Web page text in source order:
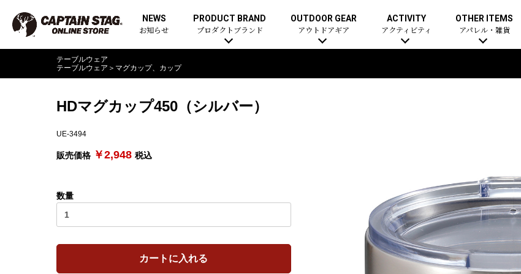
NEWS
お知らせ
PRODUCT BRAND
プロダクトブランド
OUTDOOR GEAR
アウトドアギア
ACTIVITY
アクティビティ
OTHER ITEMS
アパレル・雑貨
テーブルウェア
テーブルウェア ＞ マグカップ、カップ
HDマグカップ450（シルバー）
UE-3494
販売価格 ￥2,948 税込
数量
カートに入れる